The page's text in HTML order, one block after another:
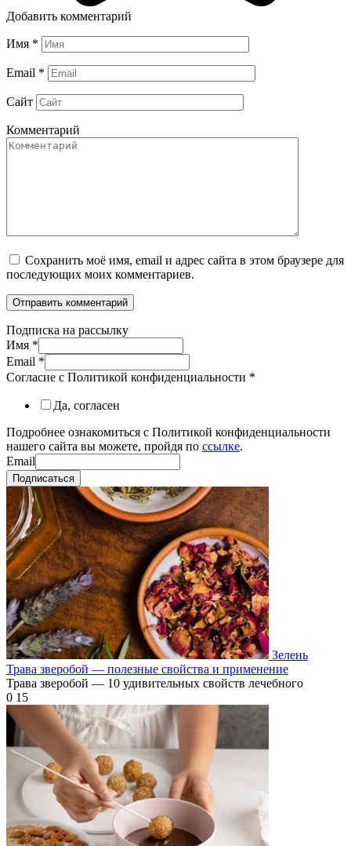
Добавить комментарий
Имя *
Email *
Сайт
Комментарий
Сохранить моё имя, email и адрес сайта в этом браузере для
последующих моих комментариев.
Подписка на рассылку
Имя *
Email *
Согласие с Политикой конфиденциальности *
Да, согласен
Подробнее ознакомиться с Политикой конфиденциальности
нашего сайта вы можете, пройдя по ссылке.
Email
Подписаться
Зелень
Трава зверобой — полезные свойства и применение
Трава зверобой — 10 удивительных свойств лечебного
0 15